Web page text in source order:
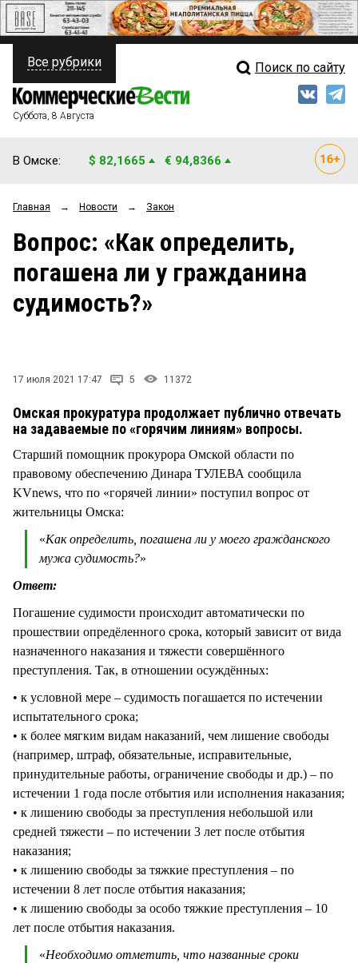
ПОЛИТИКА
ФИНАНСЫ
ОБЩЕСТВО
ЗАКОН
Свежий выпуск
Рейтинги
Блоги
Все рубрики Поиск по сайту
Суббота, 8 Августа
В Омске: $ 82,1665 € 94,8366
Главная → Новости → Закон
Вопрос: «Как определить,
погашена ли у гражданина
судимость?»
17 июля 2021 17:47 5 11372
Омская прокуратура продолжает публично отвечать
на задаваемые по «горячим линиям» вопросы.
Старший помощник прокурора Омской области по
правовому обеспечению Динара ТУЛЕВА сообщила
KVnews, что по «горячей линии» поступил вопрос от
жительницы Омска:
«Как определить, погашена ли у моего гражданского
мужа судимость?»
Ответ:
Погашение судимости происходит автоматически по
прошествии опредёленного срока, который зависит от вида
назначенного наказания и тяжести совершённого
преступления. Так, в отношении осуждённых:
• к условной мере – судимость погашается по истечении
испытательного срока;
• к более мягким видам наказаний, чем лишение свободы
(например, штраф, обязательные, исправительные,
принудительные работы, ограничение свободы и др.) – по
истечении 1 года после отбытия или исполнения наказания;
• к лишению свободы за преступления небольшой или
средней тяжести – по истечении 3 лет после отбытия
наказания;
• к лишению свободы за тяжкие преступления – по
истечении 8 лет после отбытия наказания;
• к лишению свободы за особо тяжкие преступления – 10
лет после отбытия наказания.
«Необходимо отметить, что названные сроки